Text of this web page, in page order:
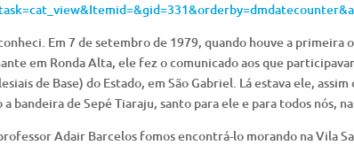
Em 7 de setembro de 1979, quando houve a primeira
em Ronda Alta, ele fez o comunicado aos que
de Base) do Estado, em São Gabriel. Lá estava ele,
bandeira de Sepé Tiaraju, santo para ele e para todos nós,
Adair Barcelos fomos encontrá-lo morando na Vila